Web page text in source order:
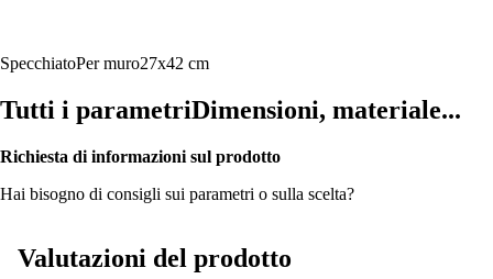
SpecchiatoPer muro27x42 cm
Tutti i parametriDimensioni, materiale...
Richiesta di informazioni sul prodotto
Hai bisogno di consigli sui parametri o sulla scelta?
Valutazioni del prodotto